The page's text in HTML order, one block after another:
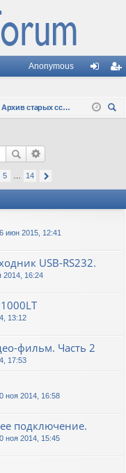
Anonymous
д ис
Архив старых ссылок
5 14
июн 2015, 12:41
USB-RS232.
2014, 16:24
13:12
фильм. Часть 2
17:53
ноя 2014, 16:58
подключение.
ноя 2014, 15:45